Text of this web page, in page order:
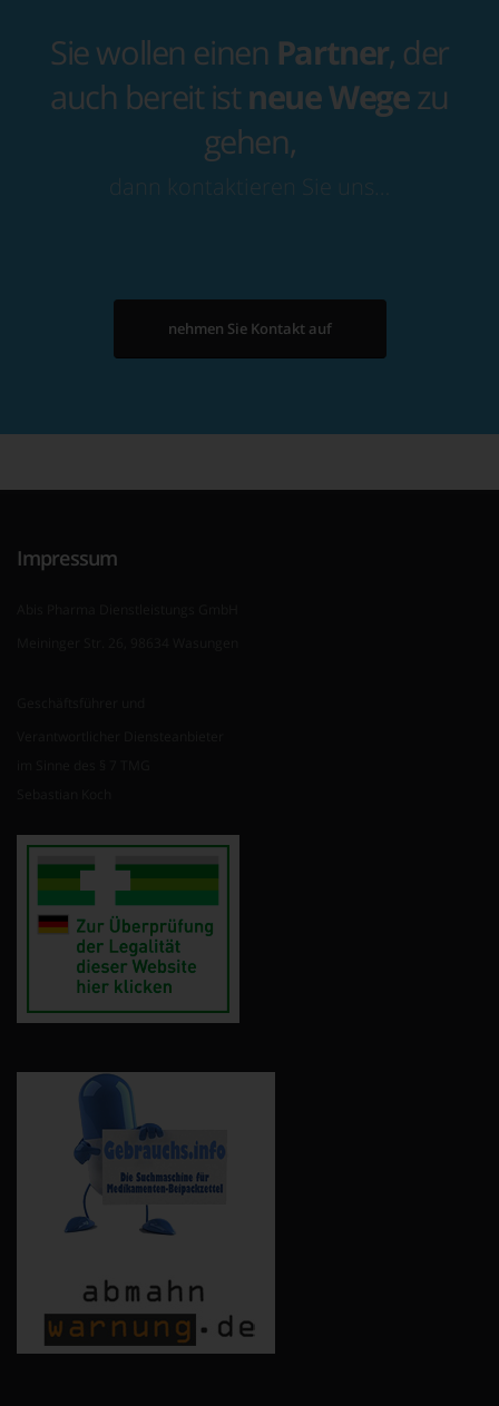
Sie wollen einen Partner, der
auch bereit ist neue Wegezu
gehen,
dann kontaktieren Sie uns…
nehmen Sie Kontakt auf
Impressum